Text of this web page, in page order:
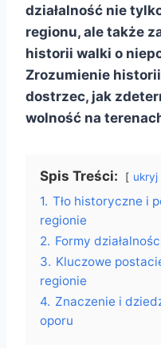
działalność nie
regionu, ale także
historii walki o
Zrozumienie
dostrzec, jak
wolność na
Spis Treści: ukryj
1. Tło historyczne i
regionie
2. Formy
3. Kluczowe
regionie
4. Znaczenie i
oporu